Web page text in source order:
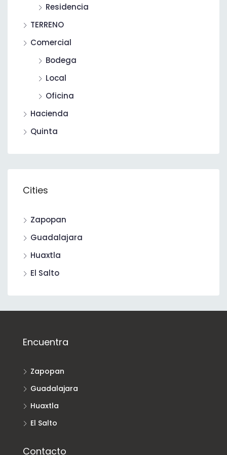
Residencia
TERRENO
Comercial
Bodega
Local
Oficina
Hacienda
Quinta
Cities
Zapopan
Guadalajara
Huaxtla
El Salto
Encuentra
Zapopan
Guadalajara
Huaxtla
El Salto
Contacto